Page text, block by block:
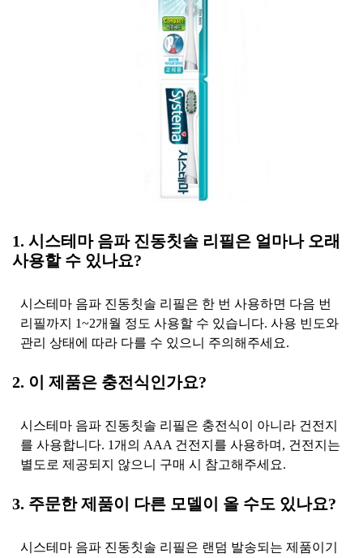
1. 시스테마 음파 진동칫솔 리필은 얼마나 오래
사용할 수 있나요?
시스테마 음파 진동칫솔 리필은 한 번 사용하면 다음 번
리필까지 1~2개월 정도 사용할 수 있습니다. 사용 빈도와
관리 상태에 따라 다를 수 있으니 주의해주세요.
2. 이 제품은 충전식인가요?
시스테마 음파 진동칫솔 리필은 충전식이 아니라 건전지
를 사용합니다. 1개의 AAA 건전지를 사용하며, 건전지는
별도로 제공되지 않으니 구매 시 참고해주세요.
3. 주문한 제품이 다른 모델이 올 수도 있나요?
시스테마 음파 진동칫솔 리필은 랜덤 발송되는 제품이기